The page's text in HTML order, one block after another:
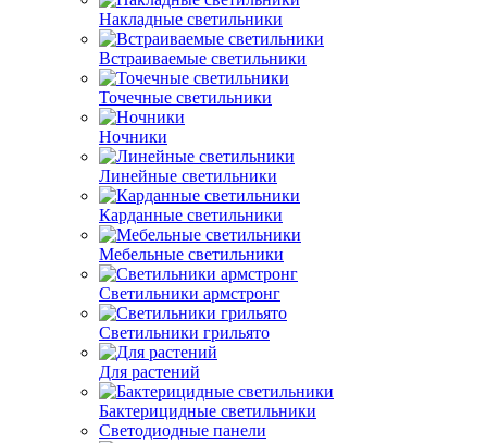
Накладные светильники
Встраиваемые светильники
Точечные светильники
Ночники
Линейные светильники
Карданные светильники
Мебельные светильники
Светильники армстронг
Светильники грильято
Для растений
Бактерицидные светильники
Светодиодные панели